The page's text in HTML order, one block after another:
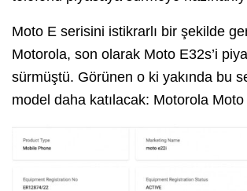
Moto E serisini istikrarlı bir şekilde
Motorola, son olarak Moto E32s’i
sürmüştü. Görünen o ki yakında bu
model daha katılacak: Motorola